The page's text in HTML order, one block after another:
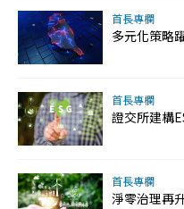
首長專欄
多元化策略
首長專欄
證交所建構
首長專欄
淨零治理再